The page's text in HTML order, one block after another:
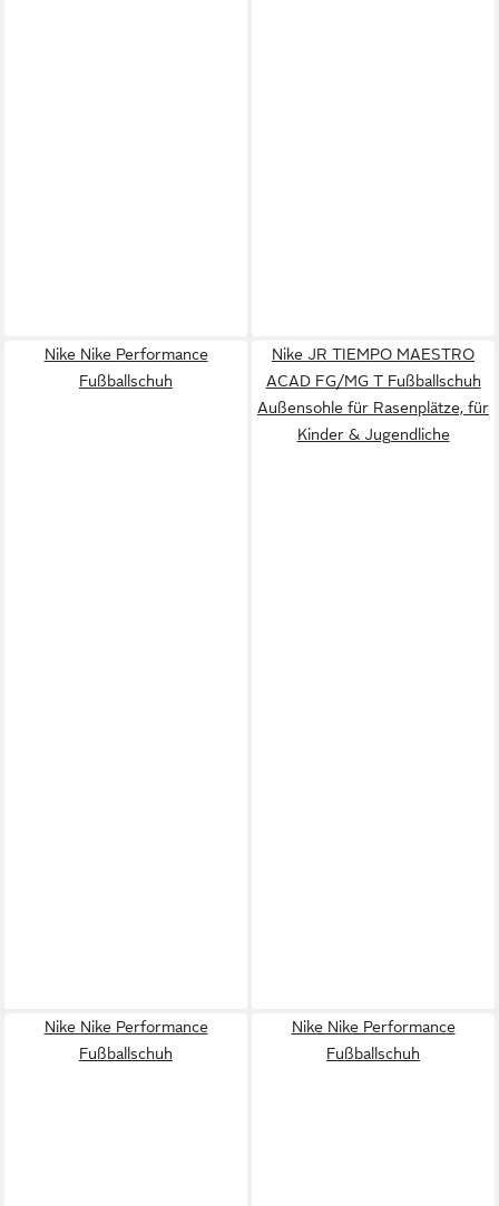
Nike Nike Performance
Fußballschuh
Nike JR TIEMPO MAESTRO
ACAD FG/MG T Fußballschuh
Außensohle für Rasenplätze, für
Kinder & Jugendliche
Nike Nike Performance
Fußballschuh
Nike Nike Performance
Fußballschuh